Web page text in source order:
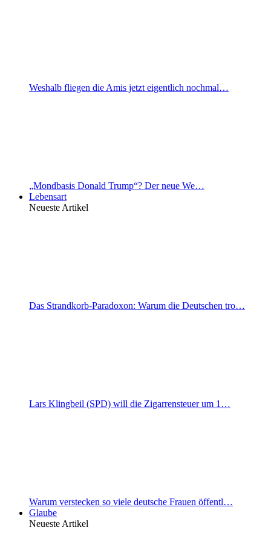
Weshalb fliegen die Amis jetzt eigentlich nochmal…
„Mondbasis Donald Trump“? Der neue We…
Lebensart
Neueste Artikel
Das Strandkorb-Paradoxon: Warum die Deutschen tro…
Lars Klingbeil (SPD) will die Zigarrensteuer um 1…
Warum verstecken so viele deutsche Frauen öffentl…
Glaube
Neueste Artikel